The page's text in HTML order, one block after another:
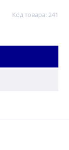
Код товара: 241